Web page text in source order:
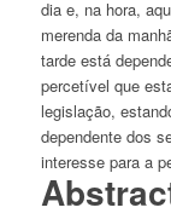
dia e, na hora,
merenda da
tarde está
percetível que
legislação,
dependente dos
interesse para a